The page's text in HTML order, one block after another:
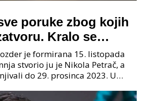
poruke zbog kojih
Kralo se
će iz vlade biti
je formirana 15. listopada
stvorio ju je Nikola Petrač, a
do 29. prosinca 2023. U